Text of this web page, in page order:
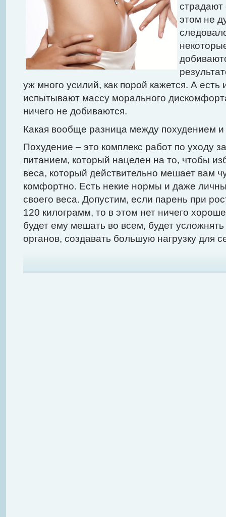
страдают
этом не
уж много усилий, как порой кажется. А есть
испытывают массу морального
ничего не добиваются.
Какая вообще разница между похудением
Похудение – это комплекс работ по уходу
питанием, который нацелен на то, чтобы
веса, который действительно мешает вам
комфортно. Есть некие нормы и даже
своего веса. Допустим, если парень при
120 килограмм, то в этом нет ничего
будет ему мешать во всем, будет
органов, создавать большую нагрузку для